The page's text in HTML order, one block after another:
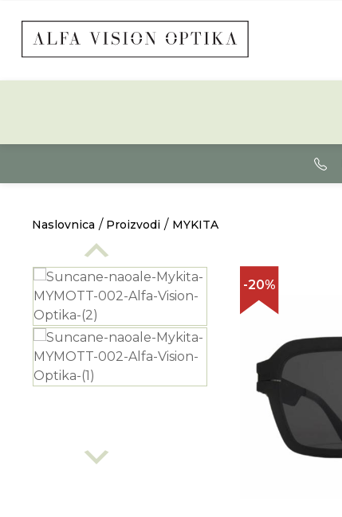
Naslovnica Proizvodi MYKITA
-20%